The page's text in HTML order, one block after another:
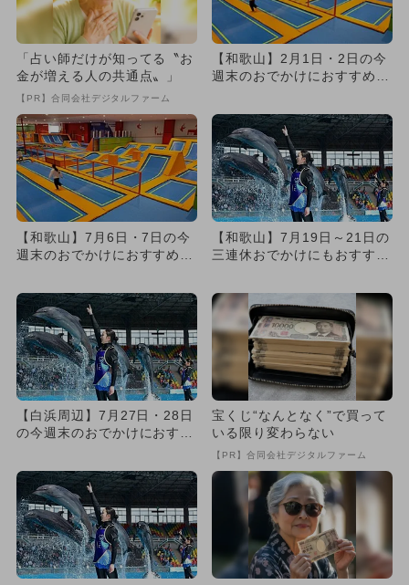
「占い師だけが知ってる〝お
金が増える人の共通点〟」
【PR】合同会社デジタルファーム
【和歌山】2月1日・2日の今
週末のおでかけにおすすめ！
【和歌山】7月6日・7日の今
週末のおでかけにおすすめ！
【和歌山】7月19日～21日の
三連休おでかけにもおすす
【白浜周辺】7月27日・28日
の今週末のおでかけにおすす
宝くじ“なんとなく”で買って
いる限り変わらない
【PR】合同会社デジタルファーム